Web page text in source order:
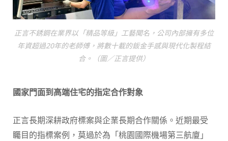
正言不銹鋼在業界以「精品等級」工藝聞名，公司內部擁有多位
年資超過20年的老師傅，將數十載的鈑金手感與現代化製程結
合。（圖／正言提供）
國家門面到高端住宅的指定合作對象
正言長期深耕政府標案與企業長期合作關係。近期最受
矚目的指標案例，莫過於為「桃園國際機場第三航廈」